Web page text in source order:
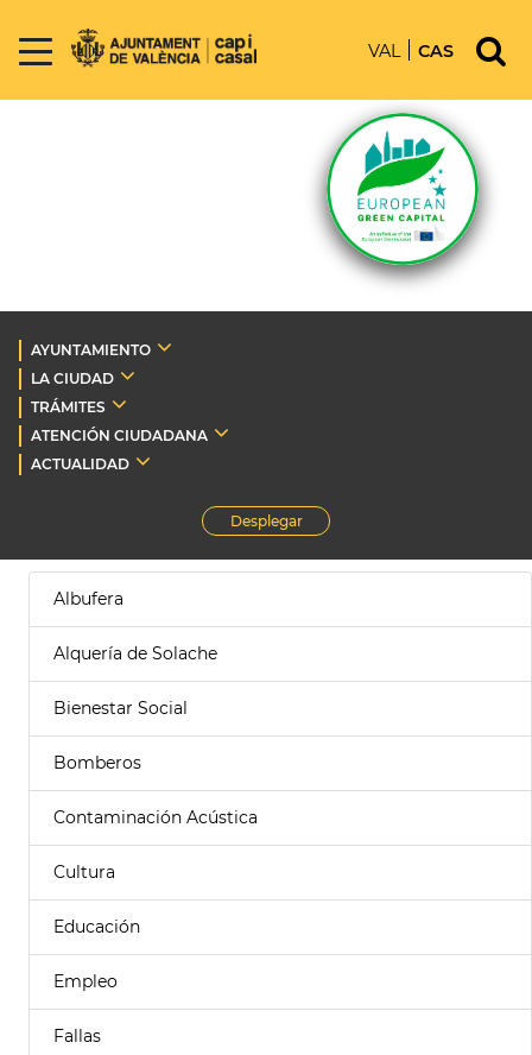
VAL CAS
AYUNTAMIENTO
LA CIUDAD
TRÁMITES
ATENCIÓN CIUDADANA
ACTUALIDAD
Desplegar
Albufera
Alquería de Solache
Bienestar Social
Bomberos
Contaminación Acústica
Cultura
Educación
Empleo
Fallas